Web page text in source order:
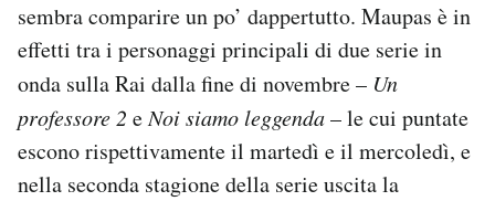
Newsletter
Notifiche mobile
Esci
sembra comparire un po’ dappertutto. Maupas è in
effetti tra i personaggi principali di due serie in
onda sulla Rai dalla fine di novembre – Un
professore 2 eNoi siamo leggenda– le cui puntate
escono rispettivamente il martedì e il mercoledì, e
nella seconda stagione della serie uscita la